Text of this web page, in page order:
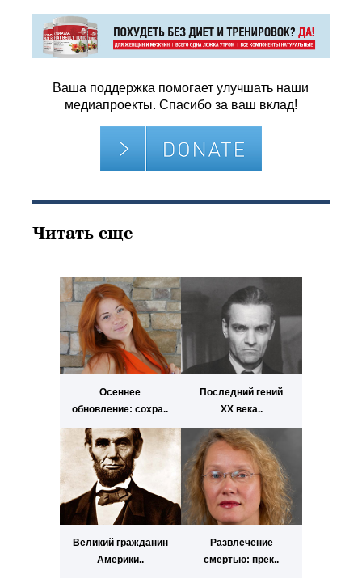
Ваша поддержка помогает улучшать наши
медиапроекты. Спасибо за ваш вклад!
Читать еще
Осеннее
обновление: сохра..
Последний гений
ХХ века..
Великий гражданин
Америки..
Развлечение
смертью: прек..